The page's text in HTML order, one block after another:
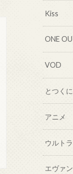
Kiss
ONE
VOD
とつく
アニメ
ウルト
エヴァ